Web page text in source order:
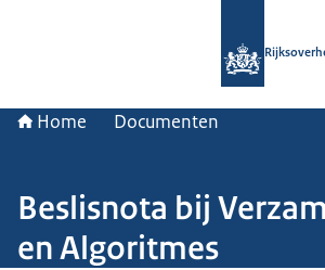
Home Documenten
Beslisnota bij
en Algoritmes